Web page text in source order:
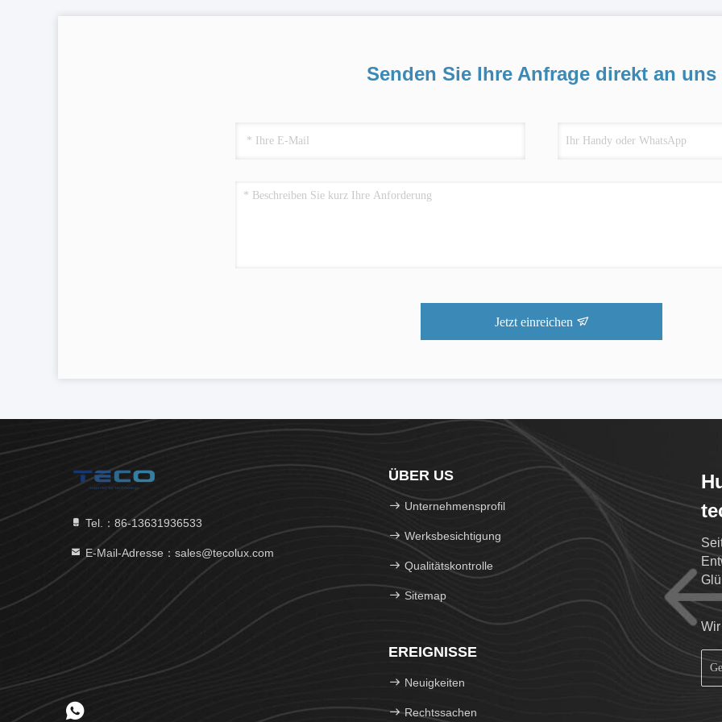
Senden Sie Ihre Anfrage direkt an uns
Jetzt einreichen
Tel.：86-13631936533
E-Mail-Adresse：sales@tecolux.com
ÜBER US
Unternehmensprofil
Werksbesichtigung
Qualitätskontrolle
Sitemap
EREIGNISSE
Neuigkeiten
Rechtssachen